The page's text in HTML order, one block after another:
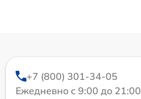
+7 (800) 301-34-05
Ежедневно с 9:00 до 21:00